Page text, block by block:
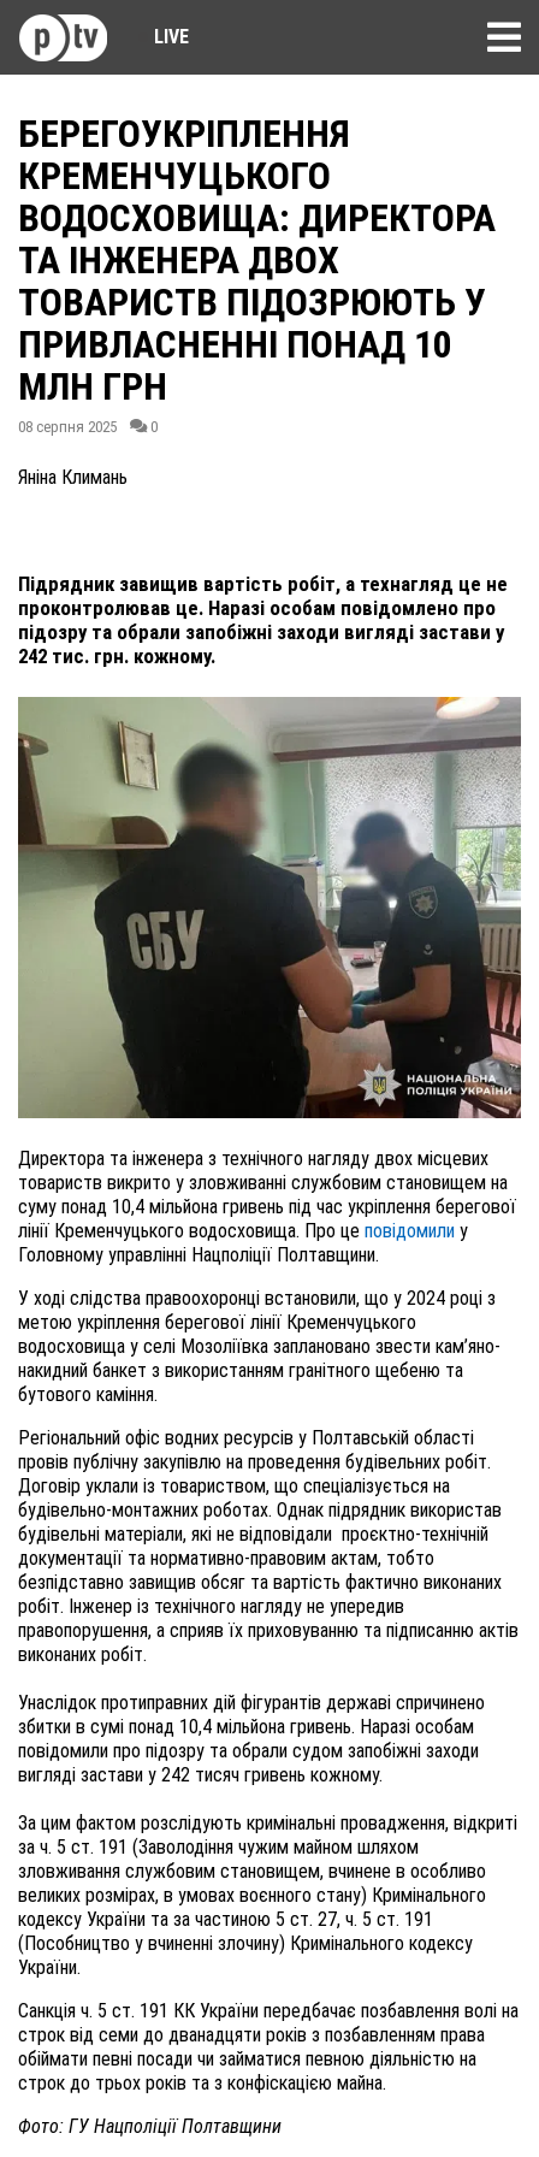
LIVE
БЕРЕГОУКРІПЛЕННЯ
КРЕМЕНЧУЦЬКОГО
ВОДОСХОВИЩА: ДИРЕКТОРА
ТА ІНЖЕНЕРА ДВОХ
ТОВАРИСТВ ПІДОЗРЮЮТЬ У
ПРИВЛАСНЕННІ ПОНАД 10
МЛН ГРН
08 серпня 2025 0
Яніна Климань
Підрядник завищив вартість робіт, а технагляд це не
проконтролював це. Наразі особам повідомлено про
підозру та обрали запобіжні заходи вигляді застави у
242 тис. грн. кожному.
Директора та інженера з технічного нагляду двох місцевих
товариств викрито у зловживанні службовим становищем на
суму понад 10,4 мільйона гривень під час укріплення берегової
лінії Кременчуцького водосховища. Про це повідомили у
Головному управлінні Нацполіції Полтавщини.
У ході слідства правоохоронці встановили, що у 2024 році з
метою укріплення берегової лінії Кременчуцького
водосховища у селі Мозоліївка заплановано звести кам’яно-
накидний банкет з використанням гранітного щебеню та
бутового каміння.
Регіональний офіс водних ресурсів у Полтавській області
провів публічну закупівлю на проведення будівельних робіт.
Договір уклали із товариством, що спеціалізується на
будівельно-монтажних роботах. Однак підрядник використав
будівельні матеріали, які не відповідали проєктно-технічній
документації та нормативно-правовим актам, тобто
безпідставно завищив обсяг та вартість фактично виконаних
робіт. Інженер із технічного нагляду не упередив
правопорушення, а сприяв їх приховуванню та підписанню актів
виконаних робіт.
Унаслідок протиправних дій фігурантів державі спричинено
збитки в сумі понад 10,4 мільйона гривень. Наразі особам
повідомили про підозру та обрали судом запобіжні заходи
вигляді застави у 242 тисяч гривень кожному.
За цим фактом розслідують кримінальні провадження, відкриті
за ч. 5 ст. 191 (Заволодіння чужим майном шляхом
зловживання службовим становищем, вчинене в особливо
великих розмірах, в умовах воєнного стану) Кримінального
кодексу України та за частиною 5 ст. 27, ч. 5 ст. 191
(Пособництво у вчиненні злочину) Кримінального кодексу
України.
Санкція ч. 5 ст. 191 КК України передбачає позбавлення волі на
строк від семи до дванадцяти років з позбавленням права
обіймати певні посади чи займатися певною діяльністю на
строк до трьох років та з конфіскацією майна.
Фото: ГУ Нацполіції Полтавщини